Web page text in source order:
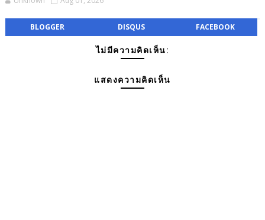
BLOGGER DISQUS FACEBOOK
ไม่มีความคิดเห็น:
แสดงความคิดเห็น